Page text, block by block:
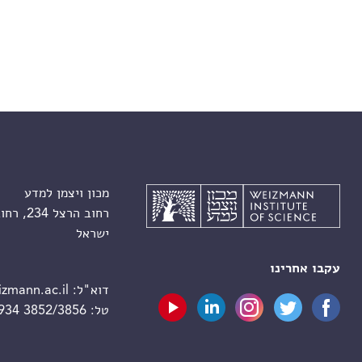
עקבו אחרינו
מכון ויצמן למדע
רחוב הרצל 234, רחובות 7610001
ישראל
דוא"ל:
טל:3852/3856